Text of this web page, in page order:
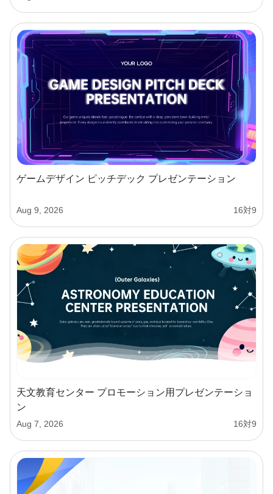
ゲームデザイン ピッチデック プレゼンテーション
Aug 9, 2026 16対9
天文教育センター プロモーション用プレゼンテーショ
ン
Aug 7, 2026 16対9